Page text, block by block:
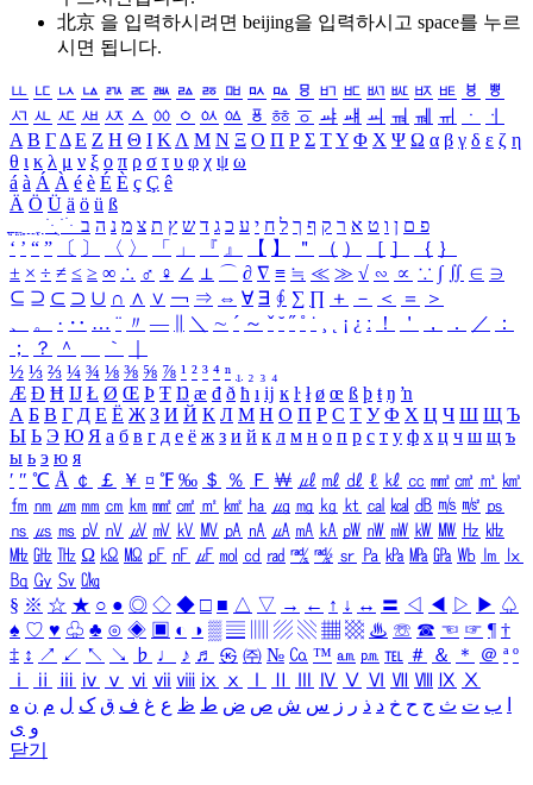
北京 을 입력하시려면 beijing을 입력하시고 space를 누르
시면 됩니다.
ㅥ ㅦ ㅧ ㅨ ㅩ ㅪ ㅫ ㅬ ㅭ ㅮ ㅯ ㅰ ㅱ ㅲ ㅳ ㅴ ㅵ ㅶ ㅷ ㅸ
ㅹ
ㅺ ㅻ ㅼ ㅽ ㅾ ㅿ ㆀ ㆁ ㆂ ㆃ ㆄ ㆅ ㆆ ㆇ ㆈ ㆉ ㆊ ㆋ ㆌ ㆍ
ㆎ
Α Β ΓΔ Ε Ζ Η Θ Ι ΚΛ Μ Ν Ξ Ο Π Ρ Σ ΤΥ Φ Χ Ψ Ω α β γ δ ε ζ η
θ ι κ λ μ ν ξ ο π ρ σ τ υ φ χ ψ ω
á à Á À é è É È ç Ç ê
Ä Ö Ü ä ö ü ß
ִֶֹ ֻּ ׁׂ פ ם ן ו ט א ר ק ף ך ל ח י ע כ ג ד ש ץ ת צ מ נ ה ב
‘ ’ “ ” 〔 〕 〈 〉 「 」 『 』 【 】 ＂ （ ） ［ ］ ｛ ｝
± × ÷ ≠ ≤ ≥ ∞ ∴ ♂ ♀ ∠ ⊥ ⌒ ∂ ∇ ≡ ≒ ≪ ≫ √ ∽ ∝ ∵ ∫ ∬ ∈ ∋
⊆ ⊇ ⊂ ⊃ ∪ ∩ ∧ ∨ ￢ ⇒ ⇔ ∀ ∃ ∮ ∑ ∏ ＋ － ＜ ＝
＞
、
。 · ‥ … ¨ 〃 ― ＼ ∼ ´ ～ ˇ ˘ ˝ ˚ ˙ ¸ ¡ ¿ ː ！ ＇ ， ． ／
：
；
？ ＾ ｀
½ ⅓ ⅔ ¼ ¾ ⅛ ⅜ ⅝ ⅞ ¹ ² ³ ⁴ ⁿ ₁ ₂ ₃ ₄
Æ Ð Ħ Ĳ Ł Ø Œ Þ Ŧ Ŋ æ đ ð ħ ı ĳ ĸ ŀ ł ø œ ß þ ŧ ŋ ŉ
А Б В Г Д Е Ё Ж З И Й К Л М Н О П Р С Т У Ф Х Ц Ч Ш Щ Ъ
Ы Ь Э Ю Я а б в г д е ё ж з и й к л м н о п р с т у ф х ц ч ш щ ъ
ы ь э ю я
′ ″ ℃ Å ￠ ￡ ￥ ¤ ℉ ‰ ＄ ％ Ｆ ￦ ㎕ ㎖ ㎗ ℓ ㎘ ㏄ ㎣ ㎤ ㎥ ㎦
㎙ ㎚ ㎛ ㎜ ㎝ ㎞ ㎟ ㎠ ㎡ ㎢ ㏊ ㎍ ㎎ ㎏ ㏏ ㎈ ㎉ ㏈ ㎧ ㎨ ㎰
㎱ ㎲ ㎳ ㎴ ㎵ ㎶ ㎷ ㎸ ㎹ ㎀ ㎁ ㎂ ㎃ ㎄ ㎺ ㎻ ㎽ ㎾ ㎿ ㎐ ㎑
㎒ ㎓ ㎔ Ω ㏀ ㏁ ㎊ ㎋ ㎌ ㏖ ㏅ ㎭ ㎮ ㎯ ㏛ ㎩ ㎪ ㎫ ㎬ ㏝ ㏐
㏓
㏃ ㏉ ㏜ ㏆
§ ※ ☆ ★ ○ ● ◎ ◇ ◆ □ ■ △ ▽ → ← ↑ ↓ ↔ 〓 ◁ ◀ ▷ ▶ ♤
♠ ♡ ♥ ♧ ♣ ⊙ ◈ ▣ ◐ ◑ ▒ ▤ ▨ ▧ ▦ ▩ ♨ ☏ ☎ ☜ ☞ ¶ †
‡ ↕ ↗ ↙ ↖ ↘ ♭ ♩ ♪ ♬ ㉿ ㈜ № ㏇ ™ ㏂ ㏘ ℡ ＃ ＆ ＊ ＠ ª º
ⅰ
ⅱ ⅲ ⅳ ⅴ ⅵ ⅶ ⅷ ⅸ ⅹ Ⅳ Ⅴ Ⅵ Ⅶ Ⅷ Ⅸ Ⅹ
ب ت ث ج ح خ د ذ ر ز س ش ص ض ط ظ ع غ ف ق ک ل م ن ه
و ی
닫기